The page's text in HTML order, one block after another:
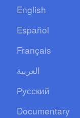
English
Español
Français
العربية
Русский
Documentary